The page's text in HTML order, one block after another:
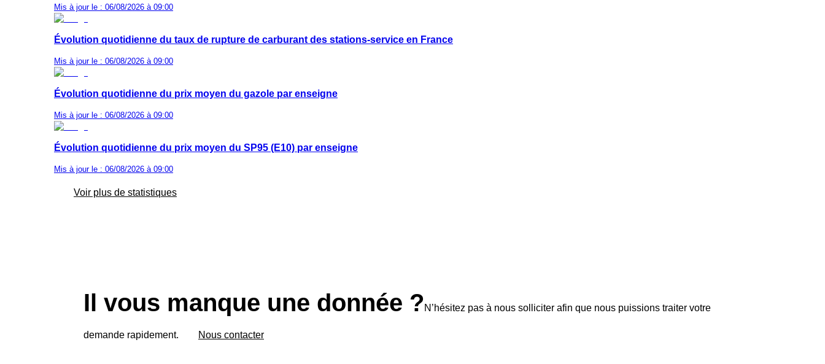
Mis à jour le : 06/08/2026 à 09:00
Évolution quotidienne du taux de rupture de carburant des stations-service en France
Mis à jour le : 06/08/2026 à 09:00
Évolution quotidienne du prix moyen du gazole par enseigne
Mis à jour le : 06/08/2026 à 09:00
Évolution quotidienne du prix moyen du SP95 (E10) par enseigne
Mis à jour le : 06/08/2026 à 09:00
Voir plus de statistiques
Il vous manque une donnée ? N’hésitez pas à nous solliciter afin que nous puissions traiter votre
demande rapidement. Nous contacter